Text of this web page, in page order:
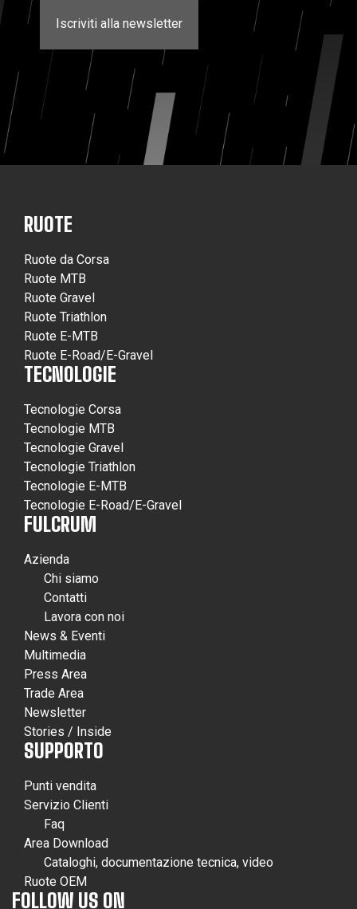
Iscriviti alla newsletter
RUOTE
Ruote da Corsa
Ruote MTB
Ruote Gravel
Ruote Triathlon
Ruote E-MTB
Ruote E-Road/E-Gravel
TECNOLOGIE
Tecnologie Corsa
Tecnologie MTB
Tecnologie Gravel
Tecnologie Triathlon
Tecnologie E-MTB
Tecnologie E-Road/E-Gravel
FULCRUM
Azienda
Chi siamo
Contatti
Lavora con noi
News & Eventi
Multimedia
Press Area
Trade Area
Newsletter
Stories / Inside
SUPPORTO
Punti vendita
Servizio Clienti
Faq
Area Download
Cataloghi, documentazione tecnica, video
Ruote OEM
FOLLOW US ON